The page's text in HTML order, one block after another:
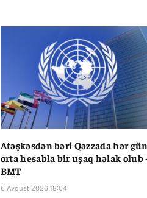
Atəşkəsdən bəri Qəzzada hər
orta hesabla bir uşaq həlak olub
BMT
6 Avqust 2026 18:04